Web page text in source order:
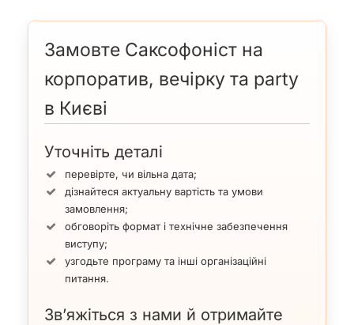
Замовте Саксофоніст на
корпоратив, вечірку та party
в Києві
Уточніть деталі
перевірте, чи вільна дата;
дізнайтеся актуальну вартість та умови
замовлення;
обговоріть формат і технічне забезпечення
виступу;
узгодьте програму та інші організаційні
питання.
Зв’яжіться з нами й отримайте